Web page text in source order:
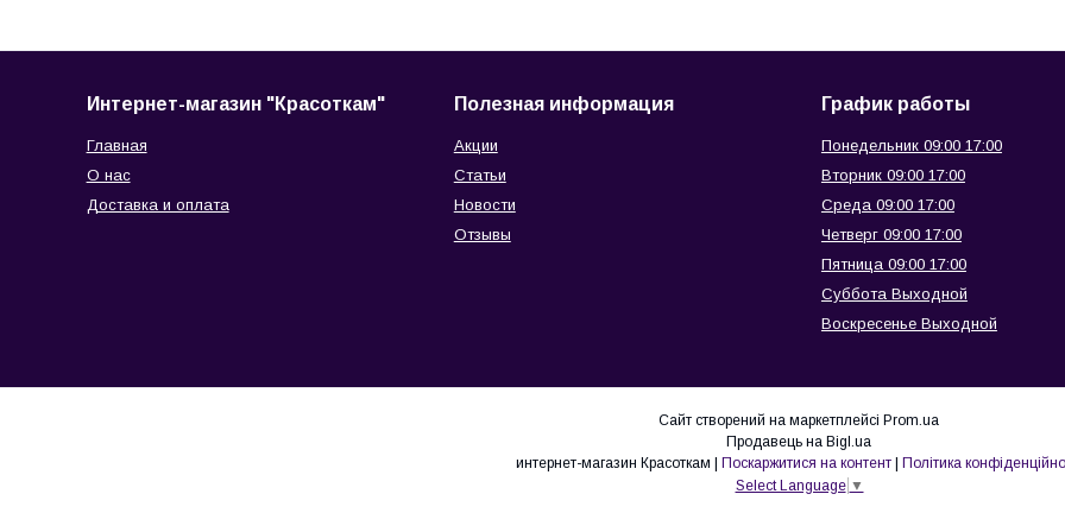
Интернет-магазин "Красоткам"
Главная
О нас
Доставка и оплата
Полезная информация
Акции
Статьи
Новости
Отзывы
График работы
Понедельник 09:00 17:00
Вторник 09:00 17:00
Среда 09:00 17:00
Четверг 09:00 17:00
Пятница 09:00 17:00
Суббота Выходной
Воскресенье Выходной
Сайт створений на маркетплейсі Prom.ua
Продавець на Bigl.ua
интернет-магазин Красоткам | Поскаржитися на контент | Політика
Select Language ▼